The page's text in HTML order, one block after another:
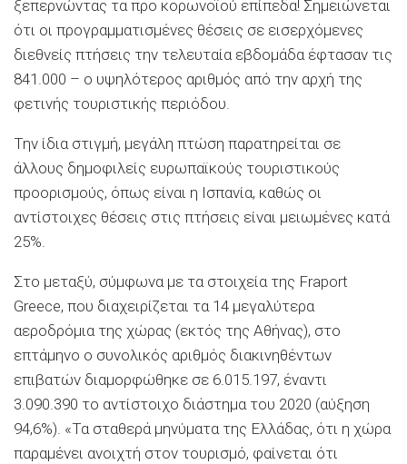
ξεπερνώντας τα προ κορωνοϊού επίπεδα! Σημειώνεται
ότι οι προγραμματισμένες θέσεις σε εισερχόμενες
διεθνείς πτήσεις την τελευταία εβδομάδα έφτασαν τις
841.000 – ο υψηλότερος αριθμός από την αρχή της
φετινής τουριστικής περιόδου.
Την ίδια στιγμή, μεγάλη πτώση παρατηρείται σε
άλλους δημοφιλείς ευρωπαϊκούς τουριστικούς
προορισμούς, όπως είναι η Ισπανία, καθώς οι
αντίστοιχες θέσεις στις πτήσεις είναι μειωμένες κατά
25%.
Στο μεταξύ, σύμφωνα με τα στοιχεία της Fraport
Greece, που διαχειρίζεται τα 14 μεγαλύτερα
αεροδρόμια της χώρας (εκτός της Αθήνας), στο
επτάμηνο ο συνολικός αριθμός διακινηθέντων
επιβατών διαμορφώθηκε σε 6.015.197, έναντι
3.090.390 το αντίστοιχο διάστημα του 2020 (αύξηση
94,6%). «Τα σταθερά μηνύματα της Ελλάδας, ότι η χώρα
παραμένει ανοιχτή στον τουρισμό, φαίνεται ότι